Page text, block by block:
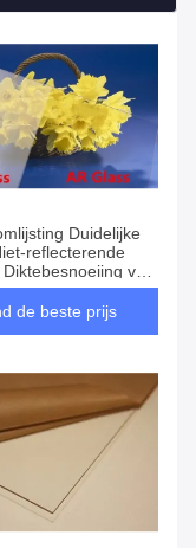
Duidelijke
reflecterende
van
AR
de beste prijs